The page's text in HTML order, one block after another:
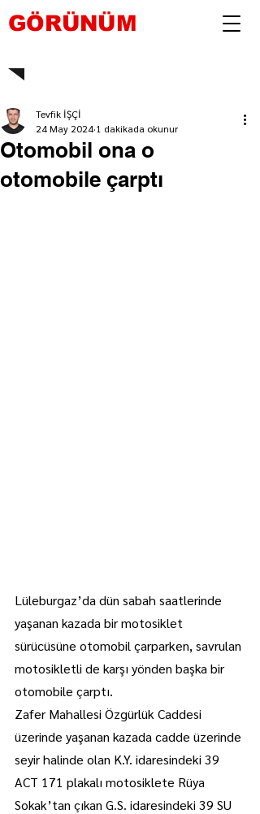
GÖRÜNÜM
Otomobil ona o
otomobile çarptı
Tevfik İŞÇİ
24 May 2024 1 dakikada okunur
Lüleburgaz’da dün sabah saatlerinde
yaşanan kazada bir motosiklet
sürücüsüne otomobil çarparken, savrulan
motosikletli de karşı yönden başka bir
otomobile çarptı.
Zafer Mahallesi Özgürlük Caddesi
üzerinde yaşanan kazada cadde üzerinde
seyir halinde olan K.Y. idaresindeki 39
ACT 171 plakalı motosiklete Rüya
Sokak’tan çıkan G.S. idaresindeki 39 SU